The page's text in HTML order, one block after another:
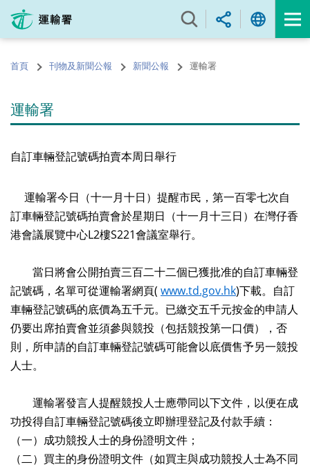
內
的首頁 刊物及新聞公報 新聞公報 運輸署
運輸署
自訂車輛登記號碼拍賣本周日舉行
運輸署今日（十一月十日）提醒市民，第一百零七次自
訂車輛登記號碼拍賣會於星期日（十一月十三日）在灣仔香
港會議展覽中心L2樓S221會議室舉行。
當日將會公開拍賣三百二十二個已獲批准的自訂車輛登
記號碼，名單可從運輸署網頁( www.td.gov.hk)下載。自訂
車輛登記號碼的底價為五千元。已繳交五千元按金的申請人
仍要出席拍賣會並須參與競投（包括競投第一口價），否
則，所申請的自訂車輛登記號碼可能會以底價售予另一競投
人士。
運輸署發言人提醒競投人士應帶同以下文件，以便在成
功投得自訂車輛登記號碼後立即辦理登記及付款手續：
（一）成功競投人士的身份證明文件；
（二）買主的身份證明文件（如買主與成功競投人士為不同